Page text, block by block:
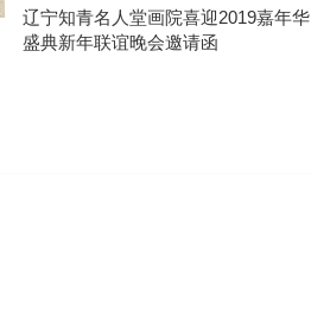
辽宁知青名人堂画院喜迎2019嘉年华
盛典新年联谊晚会邀请函